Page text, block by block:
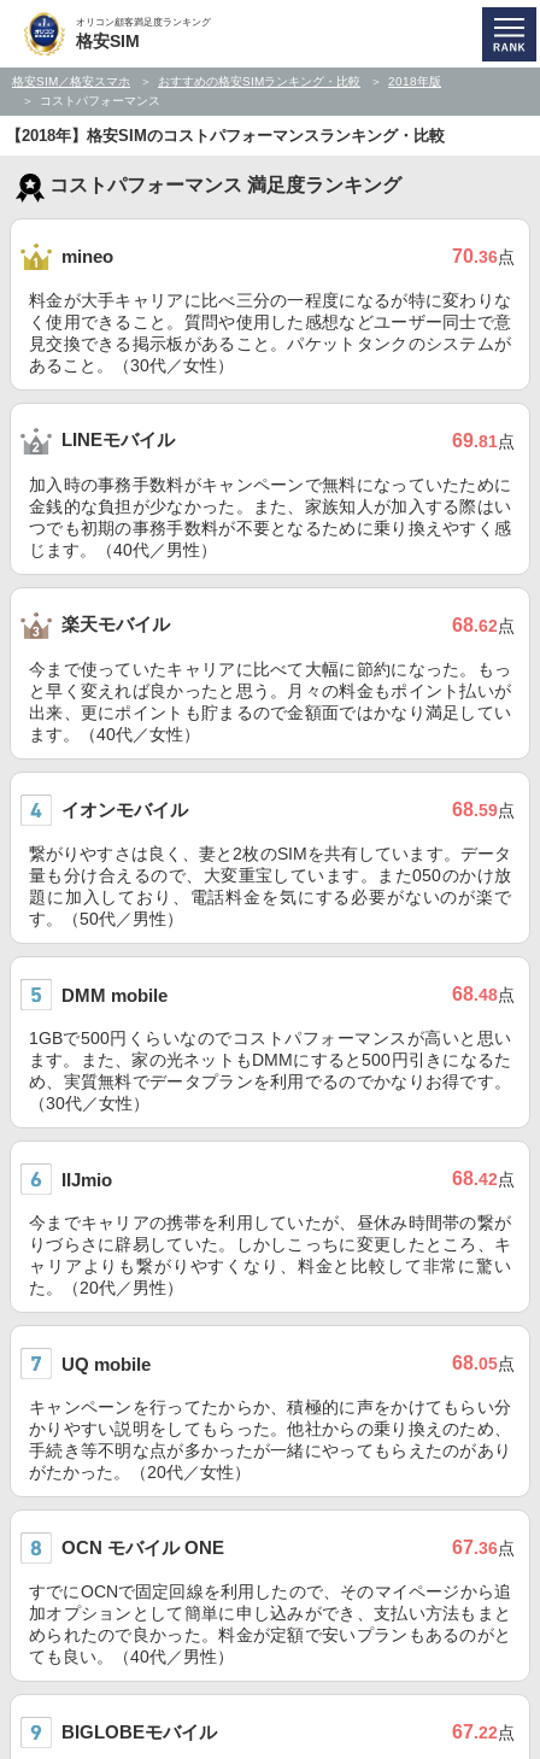
オリコン顧客満足度ランキング
格安SIM
格安SIM／格安スマホ おすすめの格安SIMランキング・比較
2018年版
コストパフォーマンス
【2018年】格安SIMのコストパフォーマンスランキング・比較
コストパフォーマンス 満足度ランキング
mineo 70.36点
料金が大手キャリアに比べ三分の一程度になるが特に変わりな
く使用できること。質問や使用した感想などユーザー同士で意
見交換できる掲示板があること。パケットタンクのシステムが
あること。（30代／女性）
LINEモバイル 69.81点
加入時の事務手数料がキャンペーンで無料になっていたために
金銭的な負担が少なかった。また、家族知人が加入する際はい
つでも初期の事務手数料が不要となるために乗り換えやすく感
じます。（40代／男性）
楽天モバイル 68.62点
今まで使っていたキャリアに比べて大幅に節約になった。もっ
と早く変えれば良かったと思う。月々の料金もポイント払いが
出来、更にポイントも貯まるので金額面ではかなり満足してい
ます。（40代／女性）
イオンモバイル 68.59点
繋がりやすさは良く、妻と2枚のSIMを共有しています。データ
量も分け合えるので、大変重宝しています。また050のかけ放
題に加入しており、電話料金を気にする必要がないのが楽で
す。（50代／男性）
DMM mobile 68.48点
1GBで500円くらいなのでコストパフォーマンスが高いと思い
ます。また、家の光ネットもDMMにすると500円引きになるた
め、実質無料でデータプランを利用でるのでかなりお得です。
（30代／女性）
IIJmio 68.42点
今までキャリアの携帯を利用していたが、昼休み時間帯の繋が
りづらさに辟易していた。しかしこっちに変更したところ、キ
ャリアよりも繋がりやすくなり、料金と比較して非常に驚い
た。（20代／男性）
UQ mobile 68.05点
キャンペーンを行ってたからか、積極的に声をかけてもらい分
かりやすい説明をしてもらった。他社からの乗り換えのため、
手続き等不明な点が多かったが一緒にやってもらえたのがあり
がたかった。（20代／女性）
OCN モバイル ONE 67.36点
すでにOCNで固定回線を利用したので、そのマイページから追
加オプションとして簡単に申し込みができ、支払い方法もまと
められたので良かった。料金が定額で安いプランもあるのがと
ても良い。（40代／男性）
BIGLOBEモバイル 67.22点